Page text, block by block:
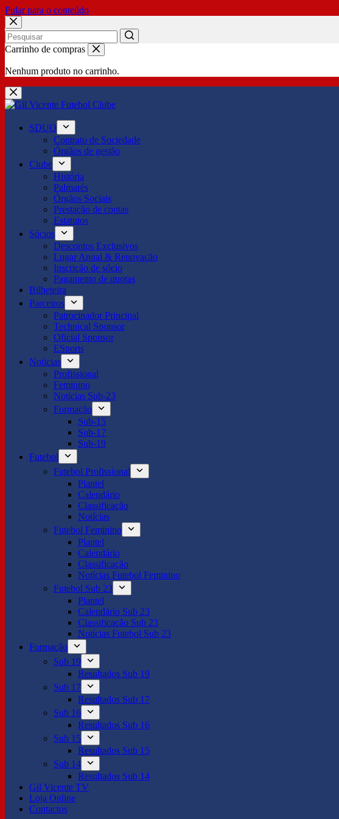
Pular para o conteúdo
No
Carrinho de compras
Nenhum produto no carrinho.
SDUQ
Contrato de Sociedade
Órgãos de gestão
Clube
História
Palmarés
Órgãos Sociais
Prestação de contas
Estatutos
Sócios
Descontos Exclusivos
Lugar Anual & Renovação
Inscrição de sócio
Pagamento de quotas
Bilheteira
Parceiros
Patrocinador Principal
Technical Sponsor
Oficial Sponsor
ESports
Notícias
Profissional
Feminino
Notícias Sub-23
Formação
Sub-15
Sub-17
Sub-19
Futebol
Futebol Profissional
Plantel
Calendário
Classificação
Notícias
Futebol Feminino
Plantel
Calendário
Classificação
Notícias Futebol Feminino
Futebol Sub 23
Plantel
Calendário Sub 23
Classificação Sub 23
Notícias Futebol Sub 23
Formação
Sub 19
Resultados Sub 19
Sub 17
Resultados Sub 17
Sub 16
Resultados Sub 16
Sub 15
Resultados Sub 15
Sub 14
Resultados Sub 14
Gil Vicente TV
Loja Online
Contactos